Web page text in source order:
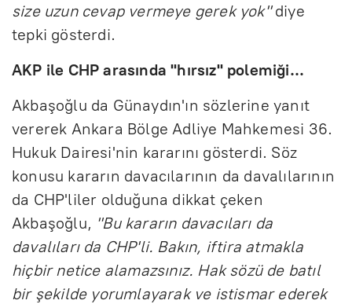
size uzun cevap vermeye gerek yok"diye
tepki gösterdi.
AKP ile CHP arasında "hırsız" polemiği...
Akbaşoğlu da Günaydın'ın sözlerine yanıt
vererek Ankara Bölge Adliye Mahkemesi 36.
Hukuk Dairesi'nin kararını gösterdi. Söz
konusu kararın davacılarının da davalılarının
da CHP'liler olduğuna dikkat çeken
Akbaşoğlu, "Bu kararın davacıları da
davalıları da CHP'li. Bakın, iftira atmakla
hiçbir netice alamazsınız. Hak sözü de batıl
bir şekilde yorumlayarak ve istismar ederek